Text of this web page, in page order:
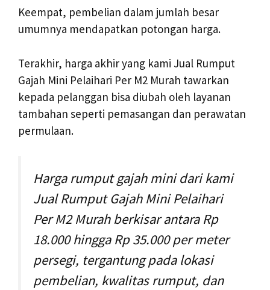
Keempat, pembelian dalam jumlah besar
umumnya mendapatkan potongan harga.
Terakhir, harga akhir yang kami Jual Rumput
Gajah Mini Pelaihari Per M2 Murah tawarkan
kepada pelanggan bisa diubah oleh layanan
tambahan seperti pemasangan dan perawatan
permulaan.
Harga rumput gajah mini dari kami
Jual Rumput Gajah Mini Pelaihari
Per M2 Murah berkisar antara Rp
18.000 hingga Rp 35.000 per meter
persegi, tergantung pada lokasi
pembelian, kwalitas rumput, dan